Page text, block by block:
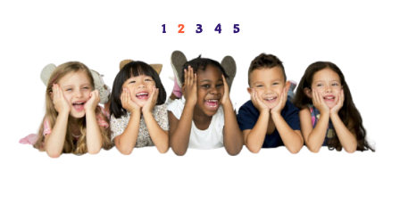
1 2 3 4 5